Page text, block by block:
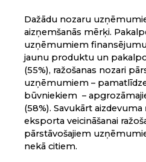
Dažādu nozaru
aizņemšanās mērķi.
uzņēmumiem
jaunu produktu un
(55%), ražošanas nozari
uzņēmumiem –
būvniekiem –
(58%). Savukārt
eksporta veicināšanai
pārstāvošajiem
nekā citiem.